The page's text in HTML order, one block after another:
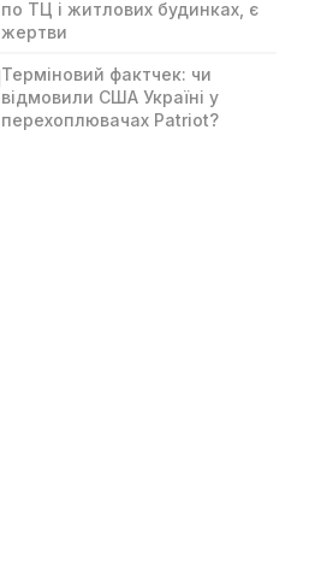
по ТЦ і житлових будинках, є
жертви
Терміновий фактчек: чи
відмовили США Україні у
перехоплювачах Patriot?